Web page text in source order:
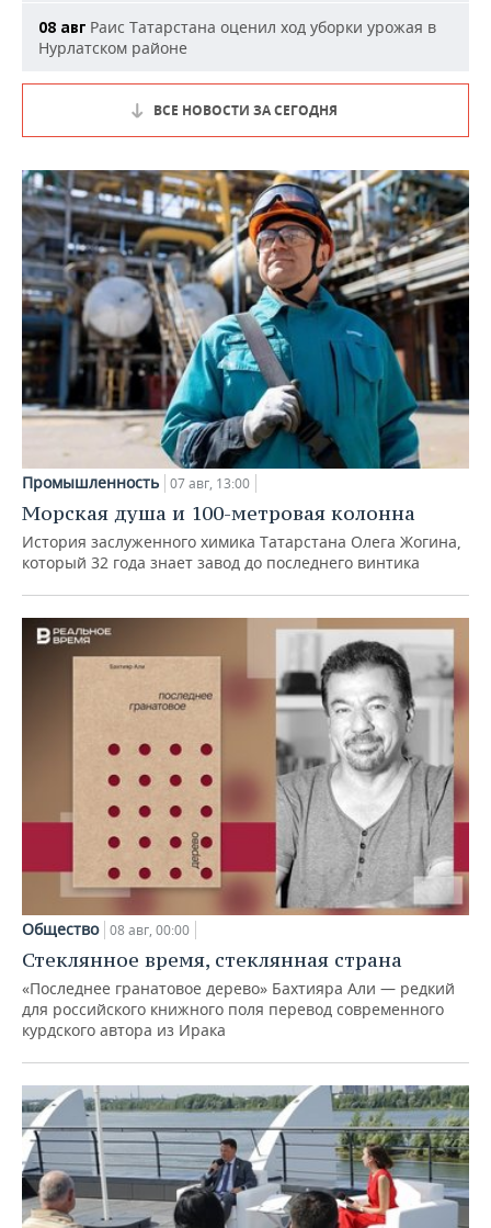
08 авг Раис Татарстана оценил ход уборки урожая в
Нурлатском районе
ВСЕ НОВОСТИ ЗА СЕГОДНЯ
Промышленность 07 авг, 13:00
Морская душа и 100-метровая колонна
История заслуженного химика Татарстана Олега Жогина,
который 32 года знает завод до последнего винтика
Общество 08 авг, 00:00
Стеклянное время, стеклянная страна
«Последнее гранатовое дерево» Бахтияра Али — редкий
для российского книжного поля перевод современного
курдского автора из Ирака